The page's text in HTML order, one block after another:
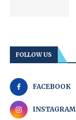
FOLLOW US
FACEBOOK
INSTAGRAM